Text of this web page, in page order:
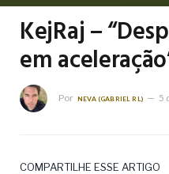
KejRaj –
em
Por NEVA (GABRIEL RL) 5
COMPARTILHE ESSE ARTIGO